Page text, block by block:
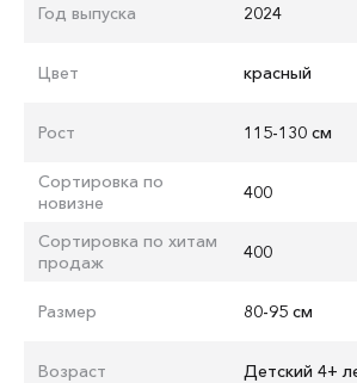
Год выпуска 2024
Цвет красный
Рост 115-130 см
Сортировка по
новизне
400
Сортировка по хитам
продаж
400
Размер 80-95 см
Возраст Детский 4+